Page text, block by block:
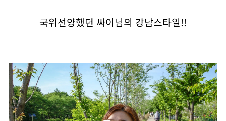
국위선양했던 싸이님의 강남스타일!!